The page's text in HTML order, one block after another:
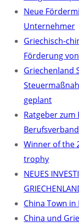
Neue
Unternehmer
Griechisch-
Förderung
Griechenland
geplant
Ratgeber zum
Winner of the
trophy
NEUES
China Town in
China und